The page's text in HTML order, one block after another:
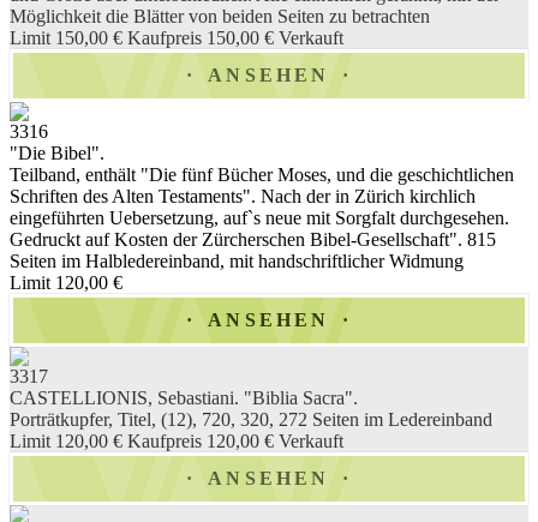
Möglichkeit die Blätter von beiden Seiten zu betrachten
Limit 150,00 € Kaufpreis 150,00 € Verkauft
ANSEHEN
3316
"Die Bibel".
Teilband, enthält "Die fünf Bücher Moses, und die geschichtlichen
Schriften des Alten Testaments". Nach der in Zürich kirchlich
eingeführten Uebersetzung, auf`s neue mit Sorgfalt durchgesehen.
Gedruckt auf Kosten der Zürcherschen Bibel-Gesellschaft". 815
Seiten im Halbledereinband, mit handschriftlicher Widmung
Limit 120,00 €
ANSEHEN
3317
CASTELLIONIS, Sebastiani. "Biblia Sacra".
Porträtkupfer, Titel, (12), 720, 320, 272 Seiten im Ledereinband
Limit 120,00 € Kaufpreis 120,00 € Verkauft
ANSEHEN